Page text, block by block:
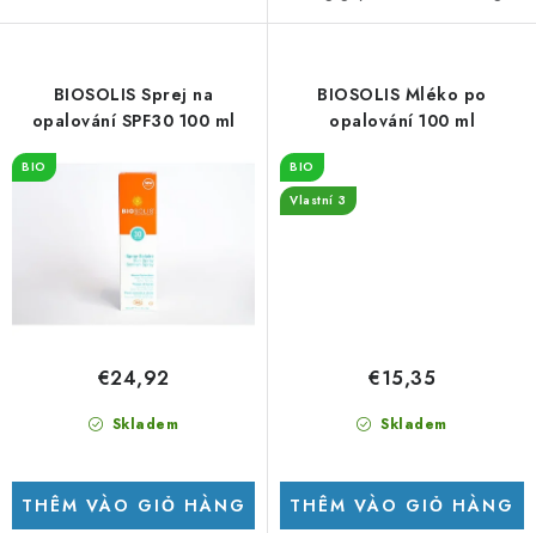
BIOSOLIS Sprej na
opalování SPF30 100 ml
BIO
Skladem
€24,92
THÊM VÀO GIỎ HÀNG
BIOSOLIS Mléko po
opalování 100 ml
BIO
Vlastní 3
Skladem
€15,35
THÊM VÀO GIỎ HÀNG